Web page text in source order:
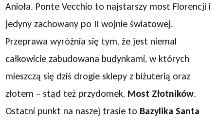
Anioła. Ponte Vecchio to najstarszy most Florencji i
jedyny zachowany po II wojnie światowej.
Przeprawa wyróżnia się tym, że jest niemal
całkowicie zabudowana budynkami, w których
mieszczą się dziś drogie sklepy z biżuterią oraz
złotem – stąd też przydomek, Most Złotników.
Ostatni punkt na naszej trasie to Bazylika Santa